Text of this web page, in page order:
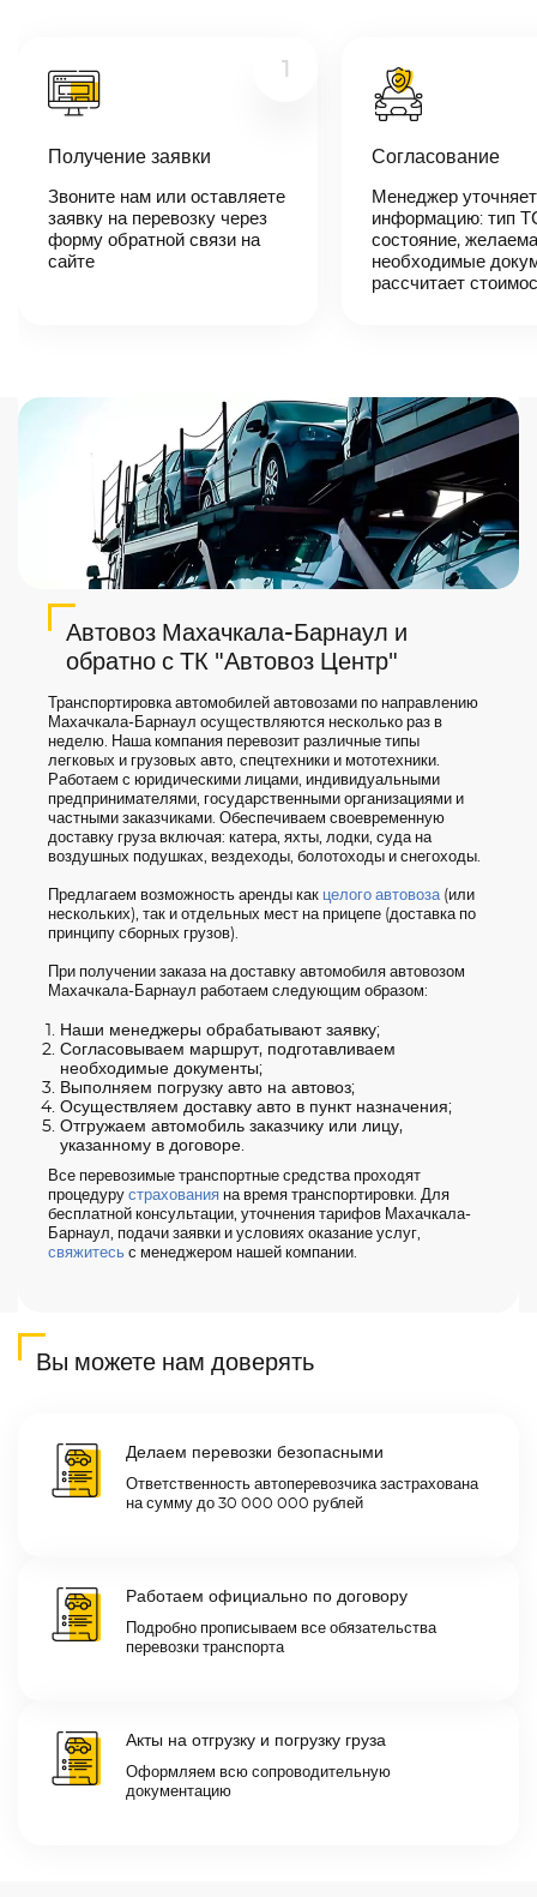
менеджер-
свяжется с
вами,
согласует
детали
автоперевозки,
1
Получение заявки
Звоните нам или оставляете
заявку на перевозку через
форму обратной связи на
сайте
Согласование
Менеджер уточняет
информацию: тип
состояние,
необходимые
рассчитает
Автовоз Махачкала-Барнаул и
обратно с ТК "Автовоз Центр"
Транспортировка автомобилей автовозами по направлению
Махачкала-Барнаул осуществляются несколько раз в
неделю. Наша компания перевозит различные типы
легковых и грузовых авто, спецтехники и мототехники.
Работаем с юридическими лицами, индивидуальными
предпринимателями, государственными организациями и
частными заказчиками. Обеспечиваем своевременную
доставку груза включая: катера, яхты, лодки, суда на
воздушных подушках, вездеходы, болотоходы и снегоходы.
Предлагаем возможность аренды как целого автовоза(или
нескольких), так и отдельных мест на прицепе (доставка по
принципу сборных грузов).
При получении заказа на доставку автомобиля автовозом
Махачкала-Барнаул работаем следующим образом:
Наши менеджеры обрабатывают заявку;
Согласовываем маршрут, подготавливаем
необходимые документы;
Выполняем погрузку авто на автовоз;
Осуществляем доставку авто в пункт назначения;
Отгружаем автомобиль заказчику или лицу,
указанному в договоре.
Все перевозимые транспортные средства проходят
процедуру страхования на время транспортировки. Для
бесплатной консультации, уточнения тарифов Махачкала-
Барнаул, подачи заявки и условиях оказание услуг,
свяжитесь с менеджером нашей компании.
Вы можете нам доверять
Делаем перевозки безопасными
Ответственность автоперевозчика застрахована
на сумму до 30 000 000 рублей
Работаем официально по договору
Подробно прописываем все обязательства
перевозки транспорта
Акты на отгрузку и погрузку груза
Оформляем всю сопроводительную
документацию